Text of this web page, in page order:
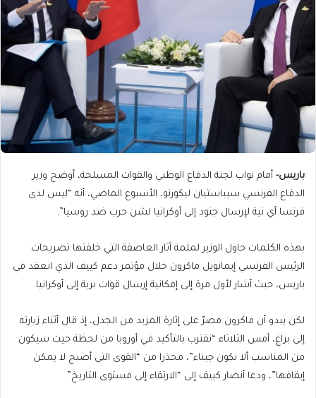
باريس- أمام نواب لجنة الدفاع الوطني والقوات المسلحة، أوضح وزير
الدفاع الفرنسي سيباستيان ليكورنو، الأسبوع الماضي، أنه “ليس لدى
فرنسا أي نية لإرسال جنود إلى أوكرانيا لشن حرب ضد روسيا”.
بهذه الكلمات حاول الوزير لملمة آثار العاصفة التي خلفتها تصريحات
الرئيس الفرنسي إيمانويل ماكرون خلال مؤتمر دعم كييف الذي انعقد في
باريس، حيث أشار لأول مرة إلى إمكانية إرسال قوات برية إلى أوكرانيا.
لكن يبدو أن ماكرون مصرّ على إثارة المزيد من الجدل، إذ قال أثناء زيارته
إلى براغ، أمس الثلاثاء “نقترب بالتأكيد في أوروبا من لحظة حيث سيكون
من المناسب ألا نكون جبناء”، محذرا من “القوى التي أصبح لا يمكن
إيقافها”، ودعا أنصار كييف إلى “الارتقاء إلى مستوى التاريخ”.